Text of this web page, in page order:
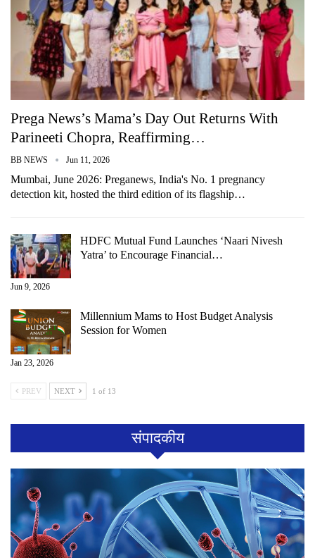
Prega News’s Mama’s Day Out Returns With
Parineeti Chopra, Reaffirming…
BB NEWS Jun 11, 2026
Mumbai, June 2026: Preganews, India's No. 1 pregnancy
detection kit, hosted the third edition of its flagship…
HDFC Mutual Fund Launches ‘Naari Nivesh
Yatra’ to Encourage Financial…
Jun 9, 2026
Millennium Mams to Host Budget Analysis
Session for Women
Jan 23, 2026
PREV NEXT 1 of 13
संपादकीय